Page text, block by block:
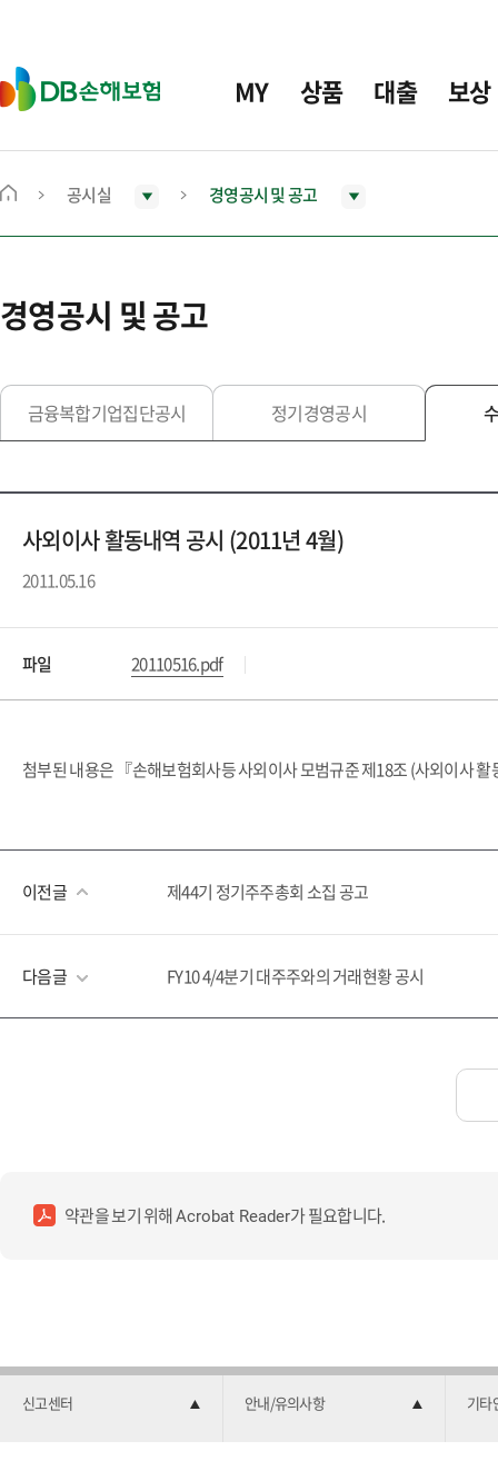
D
B
보
MY 상품 대출 보상
메
으
로
동
공시실 경영공시 및 공고
경영공시 및 공고
금융복합기업집단공시 정기경영공시
사외이사 활동내역 공시 (2011년 4월)
2011.05.16
파일 20110516.pdf
첨부된 내용은 『손해보험회사등 사외이사 모범규준 제18조 (사외이사
이전글 제44기 정기주주총회 소집 공고
다음글 FY10 4/4분기 대주주와의 거래현황 공시
약관을 보기 위해Acrobat Reader가 필요합니다.
신고센터 안내/유의사항 기타